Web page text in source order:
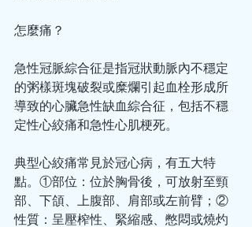
怎麼痛？
急性冠脈綜合征是指冠狀動脈內不穩定
的粥樣斑塊破裂或糜爛引起血栓形成所
導致的心臟急性缺血綜合征，包括不穩
定性心絞痛和急性心肌梗死。
典型心絞痛常見於冠心病，有五大特
點。①部位：位於胸骨後，可放射至頸
部、下頜、上腹部、肩部或左前臂；②
性質：呈壓榨性、緊縮感、憋悶或燒灼